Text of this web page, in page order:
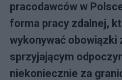
pracodawców w
forma pracy zdalnej,
wykonywać obowiązki
sprzyjającym
niekoniecznie za